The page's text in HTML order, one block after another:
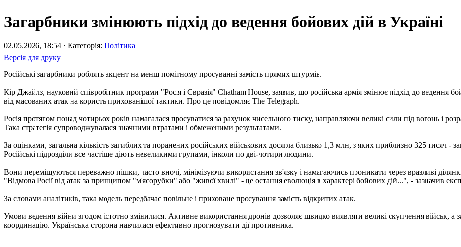
Загарбники змінюють підхід до ведення бойових дій в Україні
02.05.2026, 18:54 · Категорія: Політика
Версія для друку
Російські загарбники роблять акцент на менш помітному просуванні замість прямих штурмів.
Кір Джайлз, науковий співробітник програми "Росія і Євразія" Chatham House, заявив, що російська армія змінює підхід до ведення
від масованих атак на користь прихованішої тактики. Про це повідомляє The Telegraph.
Росія протягом понад чотирьох років намагалася просуватися за рахунок чисельного тиску, направляючи великі сили під вогонь і
Така стратегія супроводжувалася значними втратами і обмеженими результатами.
За оцінками, загальна кількість загиблих та поранених російських військових досягла близько 1,3 млн, з яких приблизно 325 тисяч -
Російські підрозділи все частіше діють невеликими групами, інколи по дві-чотири людини.
Вони переміщуються переважно пішки, часто вночі, мінімізуючи використання зв'язку і намагаючись проникати через вразливі
"Відмова Росії від атак за принципом "м'ясорубки" або "живої хвилі" - це остання еволюція в характері бойових дій...", - зазначив
За словами аналітиків, така модель передбачає повільне і приховане просування замість відкритих атак.
Умови ведення війни згодом істотно змінилися. Активне використання дронів дозволяє швидко виявляти великі скупчення військ, а
координацію. Українська сторона навчилася ефективно прогнозувати дії противника.